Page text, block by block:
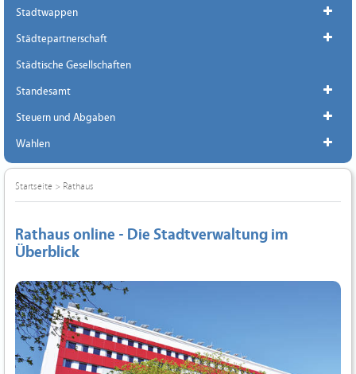
Stadtwappen
Städtepartnerschaft
Städtische Gesellschaften
Standesamt
Steuern und Abgaben
Wahlen
Startseite > Rathaus
Rathaus online - Die Stadtverwaltung im
Überblick